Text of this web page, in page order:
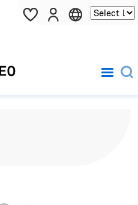
Pasar al contenido principal